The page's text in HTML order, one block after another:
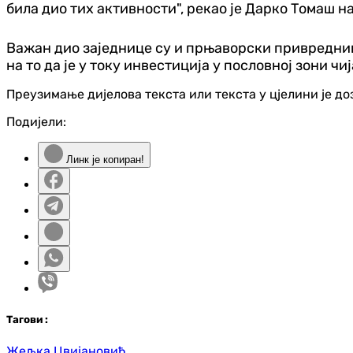
била дио тих активности", рекао је Дарко Томаш
Важан дио заједнице су и прњаворски
на то да је у току инвестиција у пословној зони
Преузимање дијелова текста или текста у цјелини је
Подијели:
Линк је копиран!
Тагови :